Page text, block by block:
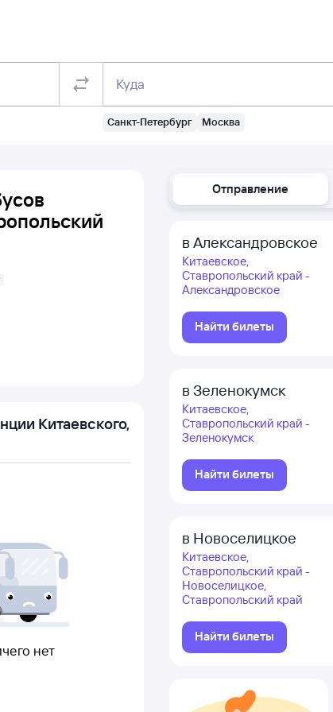
Куда
Санкт-Петербург Москва
Отправление
в Александровское
Китаевское,
Ставропольский край -
Александровское
Найти билеты
в Зеленокумск
Китаевское,
Ставропольский край -
Зеленокумск
Найти билеты
в Новоселицкое
Китаевское,
Ставропольский край -
Новоселицкое,
Ставропольский край
Найти билеты
Китаевского,
нет